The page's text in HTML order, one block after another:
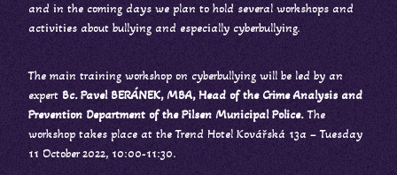
and in the coming days we plan to hold several workshops and
activities about bullying and especially cyberbullying.
The main training workshop on cyberbullying will be led by an
expert Bc. Pavel BERÁNEK, MBA, Head of the Crime Analysis and
Prevention Department of the Pilsen Municipal Police.The
workshop takes place at the Trend Hotel Kovářská 13a – Tuesday
11 October 2022, 10:00-11:30.